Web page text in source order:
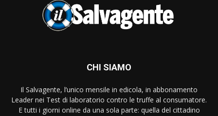
CHI SIAMO
Il Salvagente, l’unico mensile in edicola, in abbonamento
Leader nei Test di laboratorio contro le truffe al consumatore.
E tutti i giorni online da una sola parte: quella del cittadino